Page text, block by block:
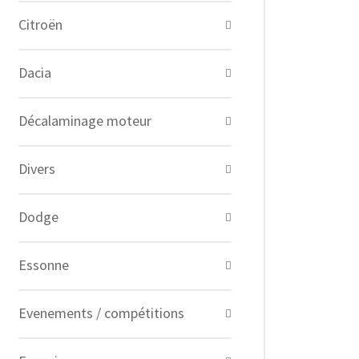
Citroën
Dacia
Décalaminage moteur
Divers
Dodge
Essonne
Evenements / compétitions